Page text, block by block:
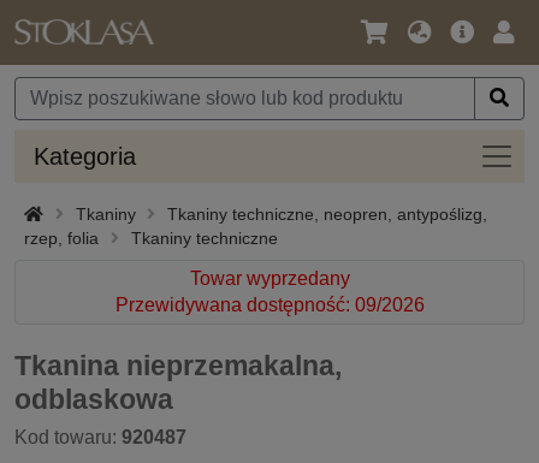
Język
Waluta
Oferta
Kategoria
Tkaniny
Tkaniny techniczne, neopren, antypoślizg,
rzep, folia
Tkaniny techniczne
Towar wyprzedany
Przewidywana dostępność: 09/2026
Tkanina nieprzemakalna,
odblaskowa
Kod towaru: 920487